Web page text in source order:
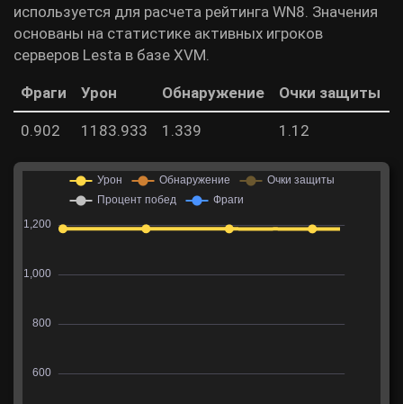
используется для расчета рейтинга WN8. Значения
основаны на статистике активных игроков
серверов Lesta в базе XVM.
Фраги Урон Обнаружение Очки защиты
0.902 1183.933 1.339 1.12